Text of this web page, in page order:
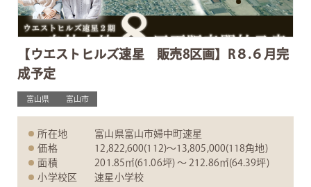
【ウエストヒルズ速星 販売8区画】R８.６月完
成予定
富山県 富山市
所在地
富山県富山市婦中町速星
価格
12,822,600(112)〜13,805,000(118角地)
面積
201.85㎡(61.06坪) 〜 212.86㎡(64.39坪)
小学校区
速星小学校